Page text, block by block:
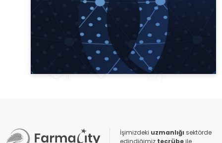
İşimizdeki uzmanlığı sektörde
edindiğimiz tecrübeile